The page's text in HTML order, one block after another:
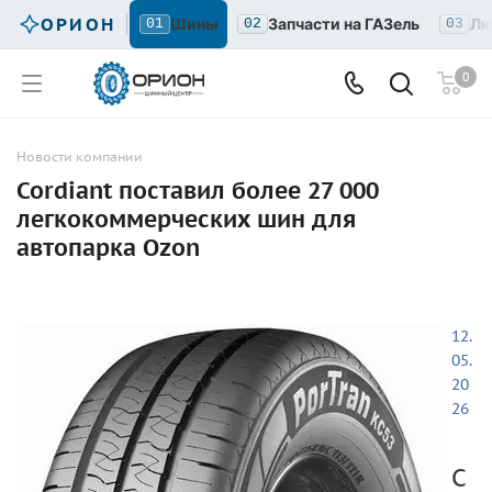
ОРИОН 01 Шины 02 Запчасти на ГАЗель 03
0
Новости компании
Cordiant поставил более 27 000
легкокоммерческих шин для
автопарка Ozon
12.
05.
20
26
C